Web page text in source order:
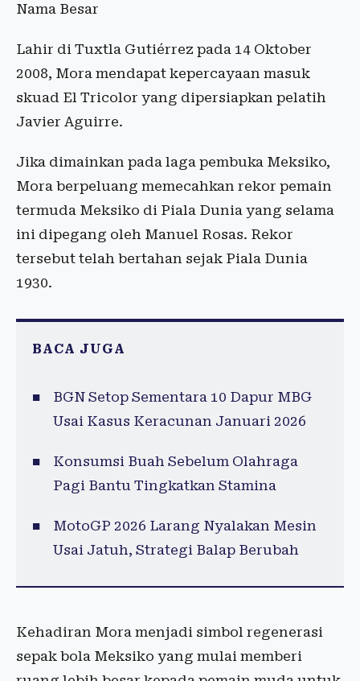
Nama Besar
Lahir di Tuxtla Gutiérrez pada 14 Oktober
2008, Mora mendapat kepercayaan masuk
skuad El Tricolor yang dipersiapkan pelatih
Javier Aguirre.
Jika dimainkan pada laga pembuka Meksiko,
Mora berpeluang memecahkan rekor pemain
termuda Meksiko di Piala Dunia yang selama
ini dipegang oleh Manuel Rosas. Rekor
tersebut telah bertahan sejak Piala Dunia
1930.
BACA JUGA
BGN Setop Sementara 10 Dapur MBG
Usai Kasus Keracunan Januari 2026
Konsumsi Buah Sebelum Olahraga
Pagi Bantu Tingkatkan Stamina
MotoGP 2026 Larang Nyalakan Mesin
Usai Jatuh, Strategi Balap Berubah
Kehadiran Mora menjadi simbol regenerasi
sepak bola Meksiko yang mulai memberi